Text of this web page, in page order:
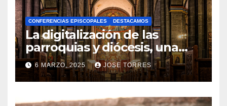
A
Y
C
O
M
N
CONFERENCIAS EPISCOPALES DESTACAMOS
La digitalización de las
parroquias y diócesis, una
realidad ya para el futuro de
la Iglesia
6 MARZO, 2025 JOSE TORRES
N
O